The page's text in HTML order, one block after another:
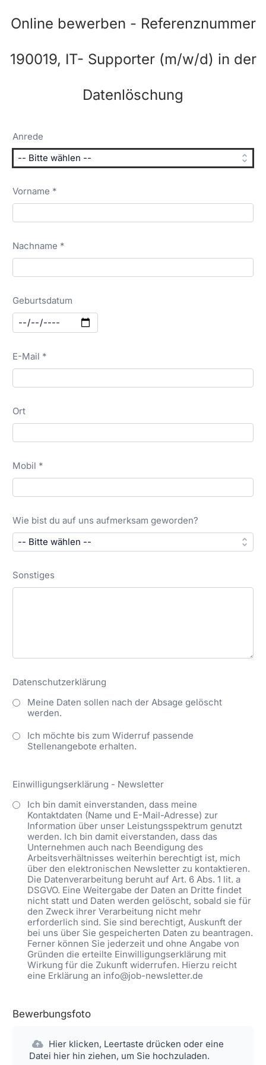
Online bewerben - Referenznummer
190019, IT- Supporter (m/w/d) in der
Datenlöschung
Anrede
Vorname *
Nachname *
Geburtsdatum
E-Mail *
Ort
Mobil *
Wie bist du auf uns aufmerksam geworden?
Sonstiges
Datenschutzerklärung
Meine Daten sollen nach der Absage gelöscht
werden.
Ich möchte bis zum Widerruf passende
Stellenangebote erhalten.
Einwilligungserklärung - Newsletter
Ich bin damit einverstanden, dass meine
Kontaktdaten (Name und E-Mail-Adresse) zur
Information über unser Leistungsspektrum genutzt
werden. Ich bin damit eiverstanden, dass das
Unternehmen auch nach Beendigung des
Arbeitsverhältnisses weiterhin berechtigt ist, mich
über den elektronischen Newsletter zu kontaktieren.
Die Datenverarbeitung beruht auf Art. 6 Abs. 1 lit. a
DSGVO. Eine Weitergabe der Daten an Dritte findet
nicht statt und Daten werden gelöscht, sobald sie für
den Zweck ihrer Verarbeitung nicht mehr
erforderlich sind. Sie sind berechtigt, Auskunft der
bei uns über Sie gespeicherten Daten zu beantragen.
Ferner können Sie jederzeit und ohne Angabe von
Gründen die erteilte Einwilligungserklärung mit
Wirkung für die Zukunft widerrufen. Hierzu reicht
eine Erklärung an info@job-newsletter.de
Bewerbungsfoto
Hier klicken, Leertaste drücken oder eine
Datei hier hin ziehen, um Sie hochzuladen.